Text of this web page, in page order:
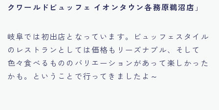
クワールドビュッフェ イオンタウン各務原鵜沼店 」
岐阜では初出店となっています。ビュッフェスタイル
のレストランとしては価格もリーズナブル、そして
色々食べるもののバリエーションがあって楽しかった
かも。ということで行ってきましたよ～